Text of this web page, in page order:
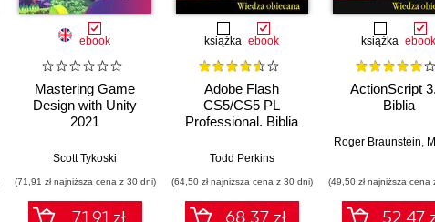
ebook
Mastering Game
Design with Unity
2021
Scott Tykoski
(71,91 zł najniższa cena z 30 dni)
71.91 zł
książka ebook
Adobe Flash
CS5/CS5 PL
Professional. Biblia
Todd Perkins
(64,50 zł najniższa cena z 30 dni)
68.37 zł
książka ebook
ActionScript
Biblia
Roger Braunstein,
(49,50 zł najniższa cena
52.47